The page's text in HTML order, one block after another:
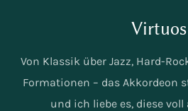
Virtuos
Von Klassik über Jazz, Hard-
Formationen – das Akkordeon
und ich liebe es, diese